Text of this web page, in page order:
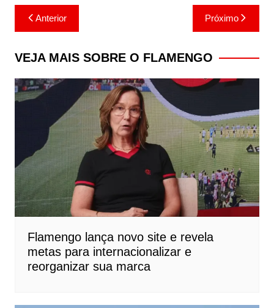
Navegação
de
Post
Anterior Próximo
VEJA MAIS SOBRE O FLAMENGO
Flamengo lança novo site e revela
metas para internacionalizar e
reorganizar sua marca